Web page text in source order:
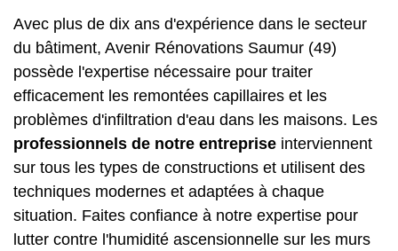
Avec plus de dix ans d'expérience dans le secteur
du bâtiment, Avenir Rénovations Saumur (49)
possède l'expertise nécessaire pour traiter
efficacement les remontées capillaires et les
problèmes d'infiltration d'eau dans les maisons. Les
professionnels de notre entreprise interviennent
sur tous les types de constructions et utilisent des
techniques modernes et adaptées à chaque
situation. Faites confiance à notre expertise pour
lutter contre l'humidité ascensionnelle sur les murs